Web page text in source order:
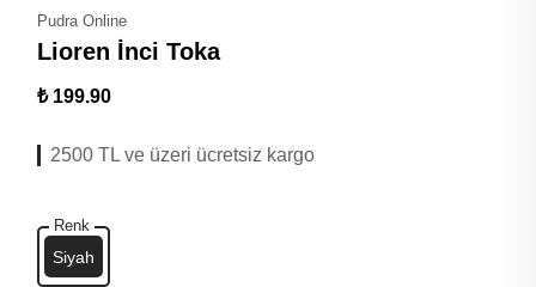
Pudra Online
Lioren İnci Toka
₺ 199.90
2500 TL ve üzeri ücretsiz kargo
Renk
Siyah